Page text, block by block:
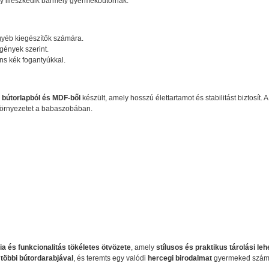
kiegészítők számára.
szerint.
kék fogantyúkkal.
és MDF-ből készült, amely hosszú élettartamot és stabilitást biztosít. A
a babaszobában.
és funkcionalitás tökéletes ötvözete, amely stílusos és praktikus tárolási
bútordarabjával , és teremts egy valódi hercegi birodalmatgyermeked